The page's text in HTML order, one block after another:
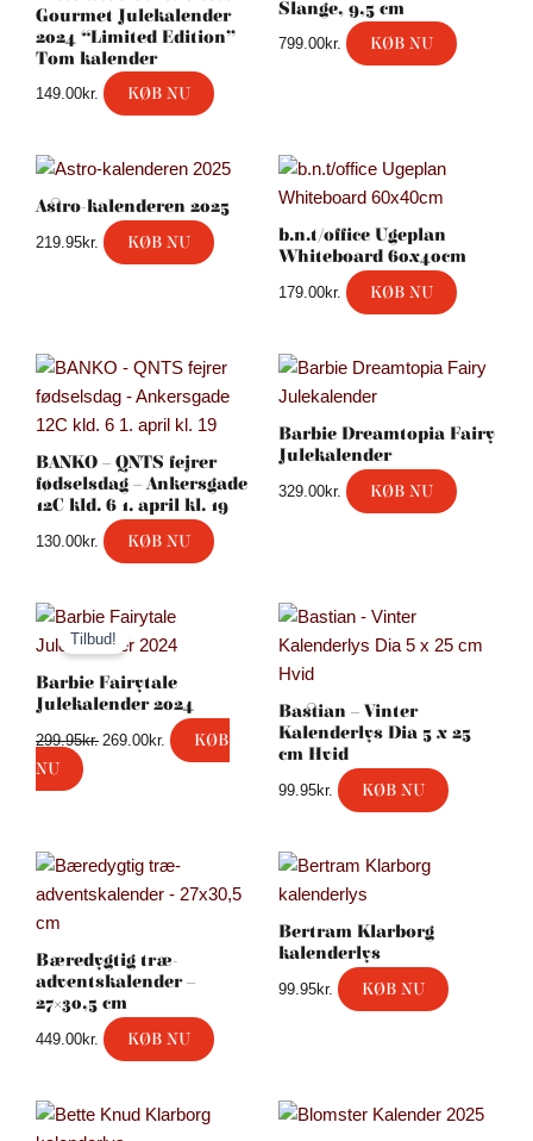
Gourmet Julekalender
2024 “Limited Edition”
Tom kalender
149.00kr. KØB NU
Slange, 9,5 cm
799.00kr. KØB NU
Astro-kalenderen 2025
219.95kr. KØB NU
b.n.t/office Ugeplan
Whiteboard 60x40cm
179.00kr. KØB NU
BANKO – QNTS fejrer
fødselsdag – Ankersgade
12C kld. 6 1. april kl. 19
130.00kr. KØB NU
Barbie Dreamtopia Fairy
Julekalender
329.00kr. KØB NU
Tilbud!
Barbie Fairytale
Julekalender 2024
299.95kr.
Den
oprindelige
pris
var:
299.95kr..
269.00kr.
Den
pris
er:
269.00kr..
KØB
NU
Bastian – Vinter
Kalenderlys Dia 5 x 25
cm Hvid
99.95kr. KØB NU
Bæredygtig træ-
adventskalender –
27×30,5 cm
449.00kr. KØB NU
Bertram Klarborg
kalenderlys
99.95kr. KØB NU